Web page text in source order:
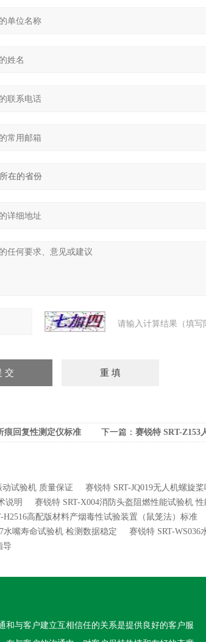
请输入计算结果（填
痕回复性测定仪标准
下一篇： 赛锐特 SRT-Z153
动试验机 质量保证 赛锐特 SRT-JQ019无人机螺旋
说明
赛锐特 SRT-X004消防头盔阻燃性能试验机 性
H2516高配版材料产烟毒性试验装置（鼠笼法）标准
水嘴寿命试验机 检测数据稳定 赛锐特 SRT-
导
和与客户建立互相信任的关系是提供良好的客户服